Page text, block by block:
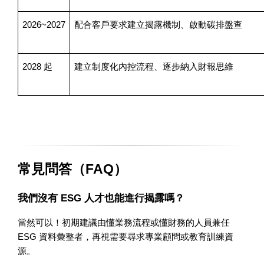
2026~2027 配合客戶要求建立揭露機制、啟動碳排盤查
2028 起 建立制度化內控流程、逐步納入財報思維
常見問答（FAQ）
我們沒有 ESG 人才也能進行揭露嗎？
當然可以！初期建議由懂業務流程或懂財務的人員兼任
ESG 資料彙整者，再視需要尋求專業顧問或教育訓練資
源。